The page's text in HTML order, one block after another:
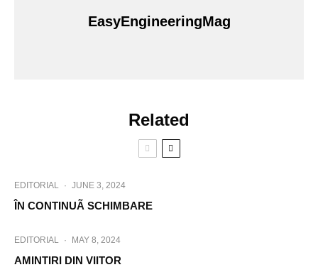
EasyEngineeringMag
Related
EDITORIAL · JUNE 3, 2024
ÎN CONTINUÃ SCHIMBARE
EDITORIAL · MAY 8, 2024
AMINTIRI DIN VIITOR